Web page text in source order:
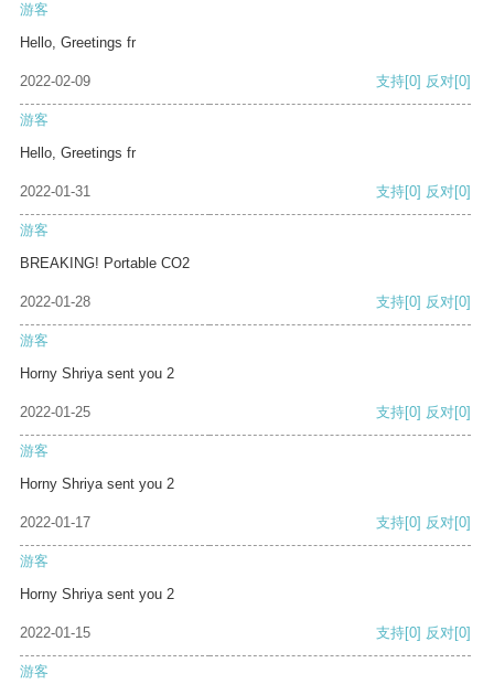
游客
Hello, Greetings fr
2022-02-09 支持[0] 反对[0]
游客
Hello, Greetings fr
2022-01-31 支持[0] 反对[0]
游客
BREAKING! Portable CO2
2022-01-28 支持[0] 反对[0]
游客
Horny Shriya sent you 2
2022-01-25 支持[0] 反对[0]
游客
Horny Shriya sent you 2
2022-01-17 支持[0] 反对[0]
游客
Horny Shriya sent you 2
2022-01-15 支持[0] 反对[0]
游客